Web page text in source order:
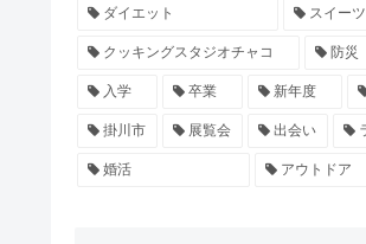
ダイエット スイーツ
クッキングスタジオチャコ 防災
入学 卒業 新年度
掛川市 展覧会 出会い
婚活 アウトドア